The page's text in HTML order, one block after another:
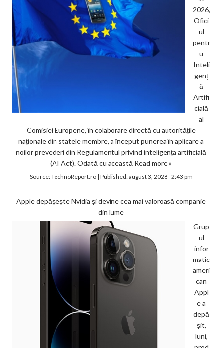
2026,
Ofici
ul
pentr
u
Inteli
genț
ă
Artifi
cială
al
Comisiei Europene, în colaborare directă cu autoritățile
naționale din statele membre, a început punerea în aplicare a
noilor prevederi din Regulamentul privind inteligența artificială
(AI Act). Odată cu această Read more »
Source:TechnoReport.ro| Published:august 3, 2026 - 2:43 pm
Apple depășește Nvidia și devine cea mai valoroasă companie
din lume
Grup
ul
infor
matic
ameri
can
Appl
e a
depă
șit,
luni,